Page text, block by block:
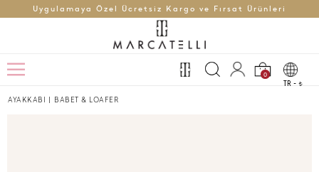
Uygulamaya Özel Ücretsiz Kargo ve Fırsat Ürünleri
0
TR - t
AYAKKABI | BABET & LOAFER